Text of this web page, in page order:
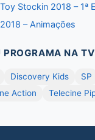
Stockin 2018 – 1ª
– Animações
PROGRAMA NA TV
Discovery Kids SP
Action Telecine